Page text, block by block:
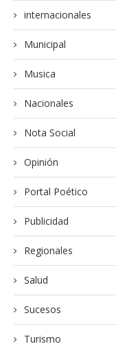
internacionales
Municipal
Musica
Nacionales
Nota Social
Opinión
Portal Poético
Publicidad
Regionales
Salud
Sucesos
Turismo